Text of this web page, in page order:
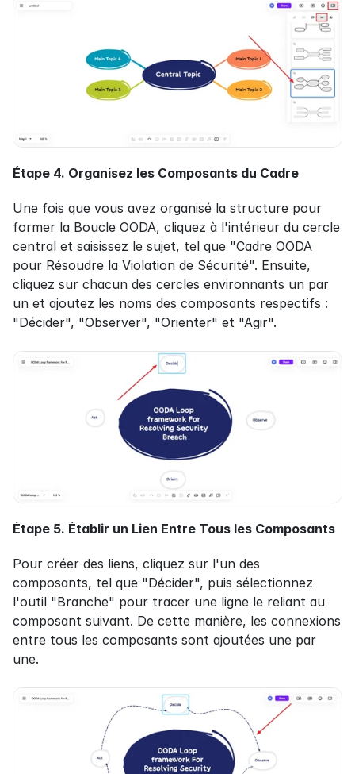
Étape 4. Organisez les Composants du Cadre
Une fois que vous avez organisé la structure pour
former la Boucle OODA, cliquez à l'intérieur du cercle
central et saisissez le sujet, tel que "Cadre OODA
pour Résoudre la Violation de Sécurité". Ensuite,
cliquez sur chacun des cercles environnants un par
un et ajoutez les noms des composants respectifs :
"Décider", "Observer", "Orienter" et "Agir".
Étape 5. Établir un Lien Entre Tous les Composants
Pour créer des liens, cliquez sur l'un des
composants, tel que "Décider", puis sélectionnez
l'outil "Branche" pour tracer une ligne le reliant au
composant suivant. De cette manière, les connexions
entre tous les composants sont ajoutées une par
une.